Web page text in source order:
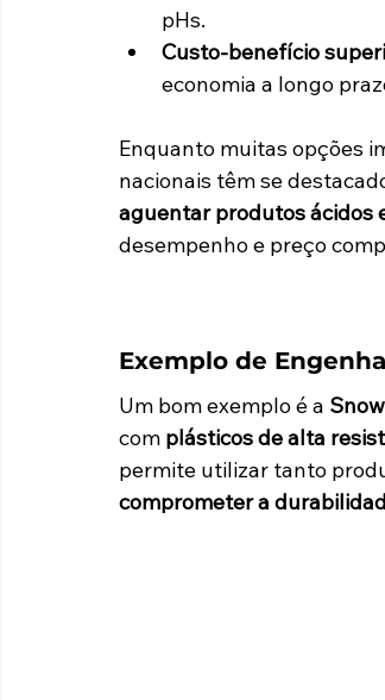
pHs.
Custo-benefício
economia a longo
Enquanto muitas opções
nacionais têm se
aguentar produtos ácidos
desempenho e preço
Exemplo de
Um bom exemplo é a
com plásticos de alta
permite utilizar tanto
comprometer a